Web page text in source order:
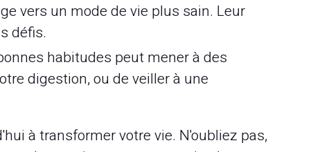
vers un mode de vie plus sain. Leur
défis.
habitudes peut mener à des
digestion, ou de veiller à une
à transformer votre vie. N'oubliez pas,